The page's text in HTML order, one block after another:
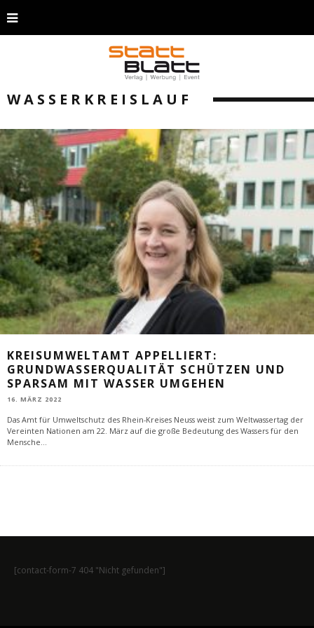
WASSERKREISLAUF
KREISUMWELTAMT APPELLIERT:
GRUNDWASSERQUALITÄT SCHÜTZEN UND
SPARSAM MIT WASSER UMGEHEN
16. MÄRZ 2022
Das Amt für Umweltschutz des Rhein-Kreises Neuss weist zum Weltwassertag der
Vereinten Nationen am 22. März auf die große Bedeutung des Wassers für den
Mensche...
[contact-form-7 404 "Nicht gefunden"]